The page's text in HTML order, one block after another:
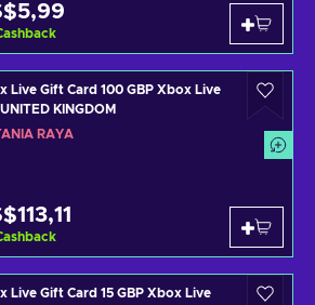
Live Gift Card 100 GBP Xbox Live
KINGDOM
RAYA
Live Gift Card 15 GBP Xbox Live